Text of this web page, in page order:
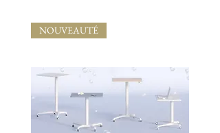
NOUVEAUTÉ